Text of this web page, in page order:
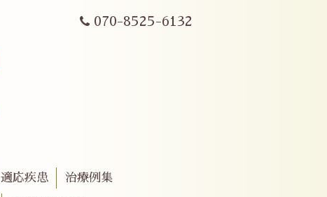
070-8525-6132
適応疾患 治療例集